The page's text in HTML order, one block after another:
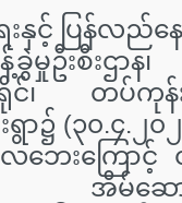
ပြန်လည်နေရာ
ခွဲမှုဦးစီးဌာ
ရိုင်၊ တပ်ကု
ရွာ၌ (၃၀.၄.၂
ေဘေးကြော
မ်ဆောက်ပ